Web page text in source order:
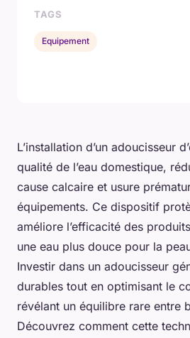
L’installation d’un adoucisseur
qualité de l’eau domestique,
cause calcaire et usure
équipements. Ce dispositif
améliore l’efficacité des
une eau plus douce pour la
Investir dans un adoucisseur
durables tout en optimisant le
révélant un équilibre rare entre
Découvrez comment cette
TAGS
Equipement